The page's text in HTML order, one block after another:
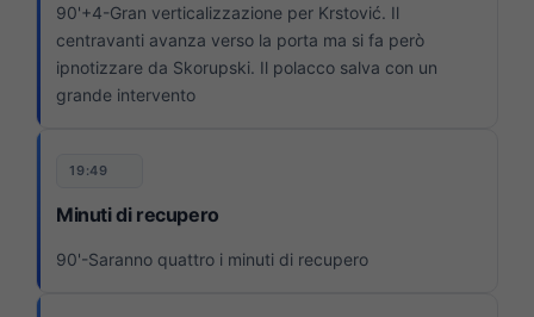
90'+4-Gran verticalizzazione per Krstović. Il
centravanti avanza verso la porta ma si fa però
ipnotizzare da Skorupski. Il polacco salva con un
grande intervento
19:49
Minuti di recupero
90'-Saranno quattro i minuti di recupero